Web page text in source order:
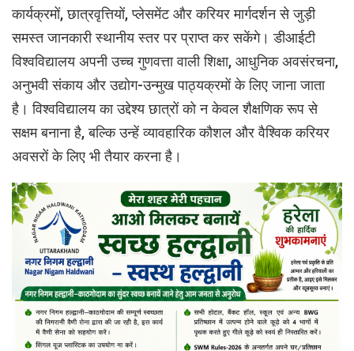
कार्यक्रमों, छात्रवृत्तियों, प्लेसमेंट और करियर मार्गदर्शन से जुड़ी
समस्त जानकारी स्थानीय स्तर पर प्राप्त कर सकेंगे। डीआईटी
विश्वविद्यालय अपनी उच्च गुणवत्ता वाली शिक्षा, आधुनिक अवसंरचना,
अनुभवी संकाय और उद्योग-उन्मुख पाठ्यक्रमों के लिए जाना जाता
है। विश्वविद्यालय का उद्देश्य छात्रों को न केवल शैक्षणिक रूप से
सक्षम बनाना है, बल्कि उन्हें व्यावहारिक कौशल और वैश्विक करियर
अवसरों के लिए भी तैयार करना है।